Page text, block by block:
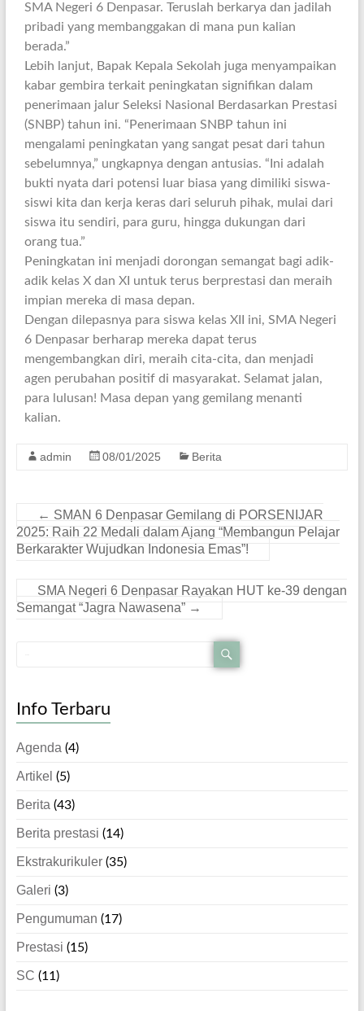
SMA Negeri 6 Denpasar. Teruslah berkarya dan jadilah
pribadi yang membanggakan di mana pun kalian
berada.”
Lebih lanjut, Bapak Kepala Sekolah juga menyampaikan
kabar gembira terkait peningkatan signifikan dalam
penerimaan jalur Seleksi Nasional Berdasarkan Prestasi
(SNBP) tahun ini. “Penerimaan SNBP tahun ini
mengalami peningkatan yang sangat pesat dari tahun
sebelumnya,” ungkapnya dengan antusias. “Ini adalah
bukti nyata dari potensi luar biasa yang dimiliki siswa-
siswi kita dan kerja keras dari seluruh pihak, mulai dari
siswa itu sendiri, para guru, hingga dukungan dari
orang tua.”
Peningkatan ini menjadi dorongan semangat bagi adik-
adik kelas X dan XI untuk terus berprestasi dan meraih
impian mereka di masa depan.
Dengan dilepasnya para siswa kelas XII ini, SMA Negeri
6 Denpasar berharap mereka dapat terus
mengembangkan diri, meraih cita-cita, dan menjadi
agen perubahan positif di masyarakat. Selamat jalan,
para lulusan! Masa depan yang gemilang menanti
kalian.
admin 08/01/2025 Berita
← SMAN 6 Denpasar Gemilang di PORSENIJAR
2025: Raih 22 Medali dalam Ajang “Membangun Pelajar
Berkarakter Wujudkan Indonesia Emas”!
SMA Negeri 6 Denpasar Rayakan HUT ke-39 dengan
Semangat “Jagra Nawasena” →
Info Terbaru
Agenda (4)
Artikel (5)
Berita (43)
Berita prestasi (14)
Ekstrakurikuler(35)
Galeri (3)
Pengumuman (17)
Prestasi (15)
SC (11)